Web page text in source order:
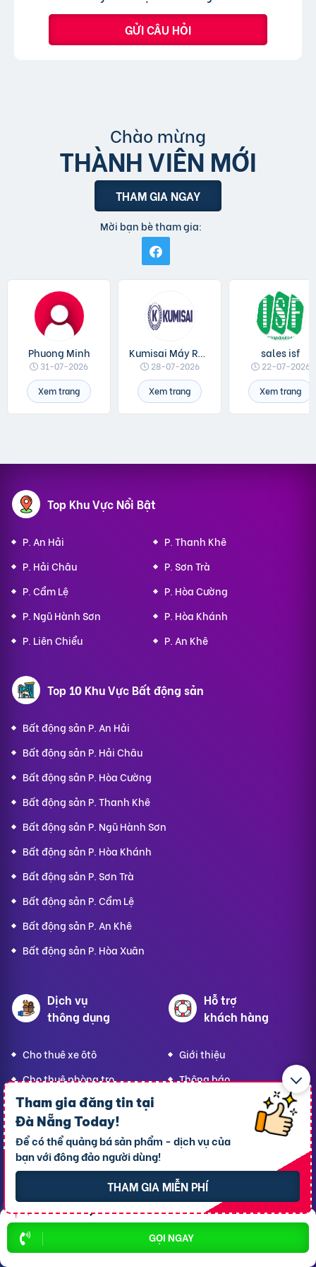
GỌI NGAY
Tham gia đăng tin tại
Đà Nẵng Today!
Để có thể quảng bá sản phẩm - dịch vụ của
bạn với đông đảo người dùng!
THAM GIA MIỄN PHÍ
GỬI CÂU HỎI
Chào mừng
THÀNH VIÊN MỚI
THAM GIA NGAY
Mời bạn bè tham gia:
Phuong Minh
31-07-2026
Xem trang
Kumisai Máy Rửa Xe
28-07-2026
Xem trang
sales isf
22-07-2026
Xem trang
Top Khu Vực Nổi Bật
P. An Hải
P. Thanh Khê
P. Hải Châu
P. Sơn Trà
P. Cẩm Lệ
P. Hòa Cường
P. Ngũ Hành Sơn
P. Hòa Khánh
P. Liên Chiểu
P. An Khê
Top 10 Khu Vực Bất động sản
Bất động sản P. An Hải
Bất động sản P. Hải Châu
Bất động sản P. Hòa Cường
Bất động sản P. Thanh Khê
Bất động sản P. Ngũ Hành Sơn
Bất động sản P. Hòa Khánh
Bất động sản P. Sơn Trà
Bất động sản P. Cẩm Lệ
Bất động sản P. An Khê
Bất động sản P. Hòa Xuân
Dịch vụ
thông dụng
Cho thuê xe ôtô
Cho thuê phòng trọ
Xe tải chở thuê
Homestay
Hải sản tươi sống
Quà Lưu niệm
Dành cho thú cưng
Thời trang Mẹ & Bé
Hỗ trợ
khách hàng
Giới thiệu
Thông báo
Hướng dẫn sử dụng
Liên hệ hỗ trợ